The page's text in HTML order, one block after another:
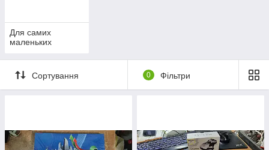
Для самих
маленьких
Сортування 0 Фільтри